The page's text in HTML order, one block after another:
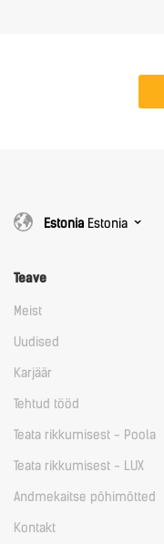
Estonia Estonia
Teave
Meist
Uudised
Karjäär
Tehtud tööd
Teata rikkumisest - Poola
Teata rikkumisest - LUX
Andmekaitse põhimõtted
Kontakt